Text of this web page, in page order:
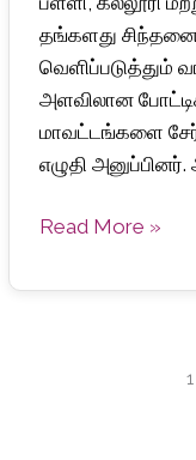
தங்களது
வெளிப்படுத்தும்
அளவிலான
மாவட்டங்களை
எழுதி
தொகுப்புப்
புத்தக
வெளியீடு
Read More »
1